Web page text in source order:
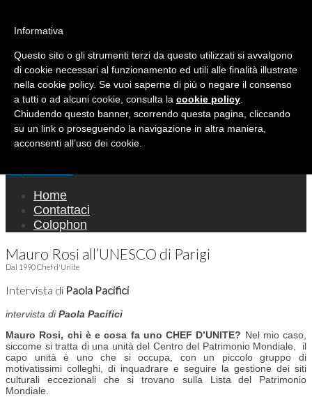
Mondo Italiano nel Mondo
LE INTERVISTE SONO AGLI ITALIANI CHE
RICOPRONO RUOLI ISTITUZIONALI, A
QUELLI CHE RAPPRESENTANO LA SOCIETÀ E
A CHI È UN "COMUNE CITTADINO" ...
PER TUTTO QUESTO SIAMO "ORGOGLIOSI
DI ESSERE ITALIANI"
Home
Contattaci
Colophon
Mauro Rosi all’UNESCO di Parigi
Dal 1990 Chef d'Unite
Intervista di Paola Pacifici
intervista diPaola Pacifici
Mauro Rosi, chi è e cosa fa uno CHEF D’UNITE? Nel mio caso,
siccome si tratta di una unità del Centro del Patrimonio Mondiale, il
capo unità è uno che si occupa, con un piccolo gruppo di
motivatissimi colleghi, di inquadrare e seguire la gestione dei siti
culturali eccezionali che si trovano sulla Lista del Patrimonio
Mondiale.
Informativa
Questo sito o gli strumenti terzi da questo utilizzati si avvalgono
di cookie necessari al funzionamento ed utili alle finalità illustrate
nella cookie policy. Se vuoi saperne di più o negare il consenso
a tutti o ad alcuni cookie, consulta la cookie policy
Chiudendo questo banner, scorrendo questa pagina, cliccando
su un link o proseguendo la navigazione in altra maniera,
acconsenti all’uso dei cookie.